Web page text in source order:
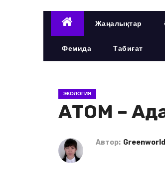
Жаңалықтар
Фемида Табиғат
ЭКОЛОГИЯ
АТОМ –
Автор: